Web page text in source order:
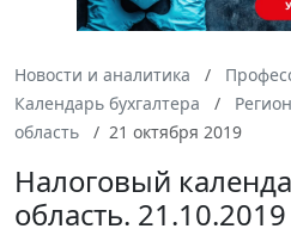
Новости и аналитика
Календарь бухгалтера
область
21 октября 2019
Налоговый
область. 21.10.2019